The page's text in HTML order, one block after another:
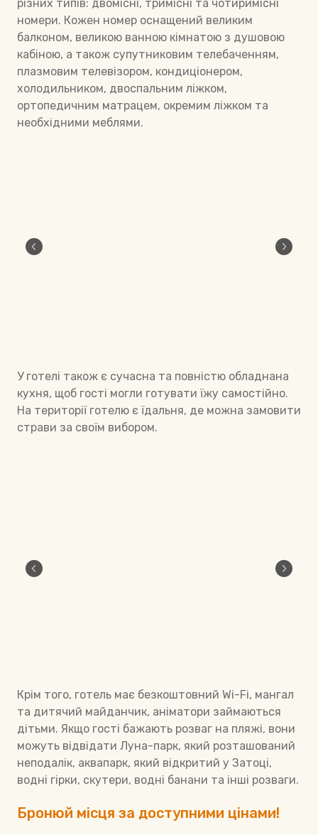
різних типів: двомісні, тримісні та чотиримісні
номери. Кожен номер оснащений великим
балконом, великою ванною кімнатою з душовою
кабіною, а також супутниковим телебаченням,
плазмовим телевізором, кондиціонером,
холодильником, двоспальним ліжком,
ортопедичним матрацем, окремим ліжком та
необхідними меблями.
У готелі також є сучасна та повністю обладнана
кухня, щоб гості могли готувати їжу самостійно.
На території готелю є їдальня, де можна замовити
страви за своїм вибором.
Крім того, готель має безкоштовний Wi-Fi, мангал
та дитячий майданчик, аніматори займаються
дітьми. Якщо гості бажають розваг на пляжі, вони
можуть відвідати Луна-парк, який розташований
неподалік, аквапарк, який відкритий у Затоці,
водні гірки, скутери, водні банани та інші розваги.
Бронюй місця за доступними цінами!